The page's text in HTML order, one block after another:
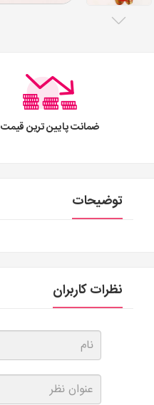
ضمانت پایین ترین قیمت
توضیحات
نظرات کاربران